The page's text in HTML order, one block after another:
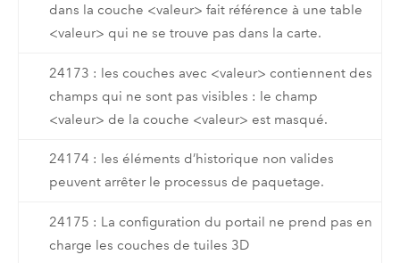
dans la couche <valeur> fait référence à une table
<valeur> qui ne se trouve pas dans la carte.
24173 : les couches avec <valeur> contiennent des
champs qui ne sont pas visibles : le champ
<valeur> de la couche <valeur> est masqué.
24174 : les éléments d’historique non valides
peuvent arrêter le processus de paquetage.
24175 : La configuration du portail ne prend pas en
charge les couches de tuiles 3D